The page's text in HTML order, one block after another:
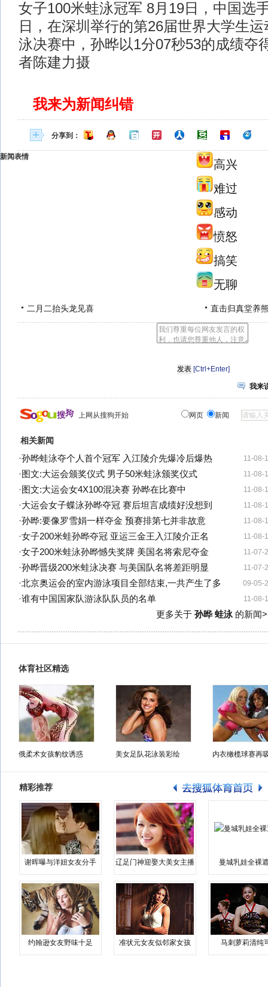
女子100米蛙泳冠军 8月19日，中国选
日，在深圳举行的第26届世界大学生
泳决赛中，孙晔以1分07秒53的成绩夺
者陈建力摄
我来为新闻纠错
分享到：
新闻表情
高兴
难过
感动
愤怒
搞笑
无聊
二月二抬头龙见喜 直击归真堂养
[Ctrl+Enter]
我来
上网从搜狗开始 网页 新闻
相关新闻
11-08-
·孙晔蛙泳夺个人首个冠军 入江陵介先爆冷后爆热
11-08-
· 图文:大运会颁奖仪式 男子50米蛙泳颁奖仪式
11-08-
· 图文:大运会女4X100混决赛 孙晔在比赛中
11-08-
·大运会女子蝶泳孙晔夺冠 赛后坦言成绩好没想到
11-08-
·孙晔:要像罗雪娟一样夺金 预赛排第七并非故意
11-08-
·女子200米蛙孙晔夺冠 亚运三金王入江陵介正名
11-07-
·女子200米蛙泳孙晔憾失奖牌 美国名将索尼夺金
11-07-
·孙晔晋级200米蛙泳决赛 与美国队名将差距明显
09-05-
·北京奥运会的室内游泳项目全部结束,一共产生了多
11-08-
·谁有中国国家队游泳队队员的名单
更多关于 孙晔 蛙泳的新闻
体育社区精选
俄柔术女孩豹纹诱惑 美女足队花泳装彩绘 内衣橄榄球赛再
精彩推荐
谢晖曝与洋妞女友分手 辽足门神迎娶大美女主播 曼城乳娃全裸
约翰逊女友野味十足 准状元女友似邻家女孩 马刺萝莉清纯